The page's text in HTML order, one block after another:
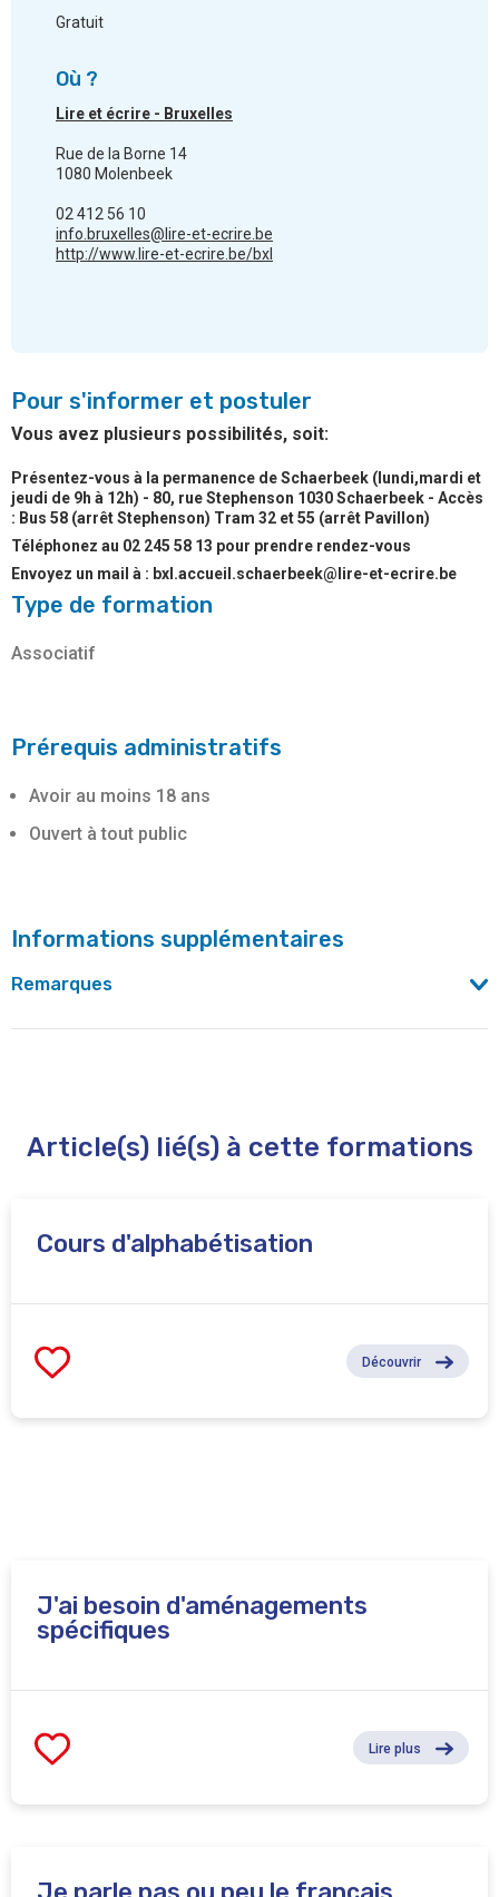
Type de formation
Associatif
Prérequis administratifs
Avoir au moins 18 ans
Ouvert à tout public
Informations supplémentaires
Remarques
Gratuit
Où ?
Lire et écrire - Bruxelles
Rue de la Borne 14
1080 Molenbeek
02 412 56 10
info.bruxelles@lire-et-ecrire.be
http://www.lire-et-ecrire.be/bxl
Pour s'informer et postuler
Vous avez plusieurs possibilités, soit:
Présentez-vous à la permanence de Schaerbeek (lundi,mardi et
jeudi de 9h à 12h) - 80, rue Stephenson 1030 Schaerbeek - Accès
: Bus 58 (arrêt Stephenson) Tram 32 et 55 (arrêt Pavillon)
Téléphonez au 02 245 58 13 pour prendre rendez-vous
Envoyez un mail à : bxl.accueil.schaerbeek@lire-et-ecrire.be
Article(s) lié(s) à cette formations
Cours d'alphabétisation
Découvrir
J'ai besoin d'aménagements
spécifiques
Lire plus